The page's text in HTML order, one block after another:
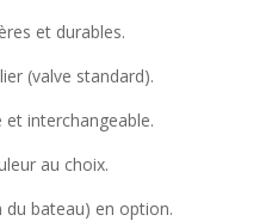
et durables.
(valve standard).
et interchangeable.
au choix.
bateau) en option.